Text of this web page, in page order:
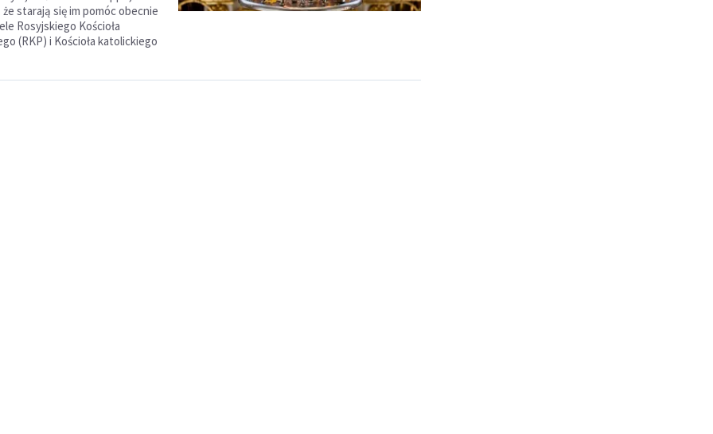
starają się im pomóc obecnie
Rosyjskiego Kościoła
(RKP) i Kościoła katolickiego